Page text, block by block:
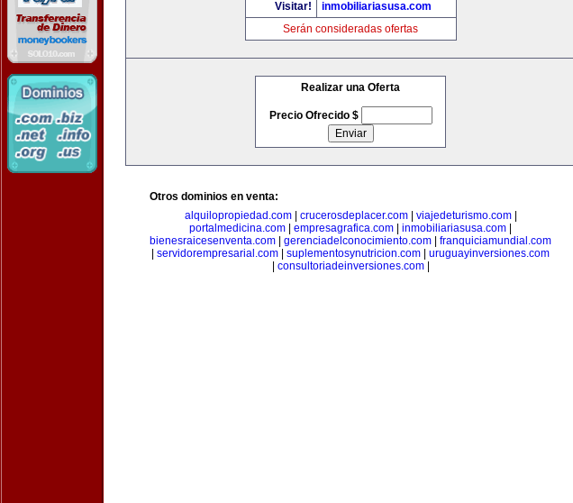
Visitar!
inmobiliariasusa.com
Serán consideradas ofertas
Realizar una Oferta
Precio Ofrecido $
Otros dominios en venta:
alquilopropiedad.com| crucerosdeplacer.com| viajedeturismo.com|
portalmedicina.com
empresagrafica.com inmobiliariasusa.com
bienesraicesenventa.com
gerenciadelconocimiento.com
franquiciamundial.com
servidorempresarial.com suplementosynutricion.com
uruguayinversiones.com
consultoriadeinversiones.com|